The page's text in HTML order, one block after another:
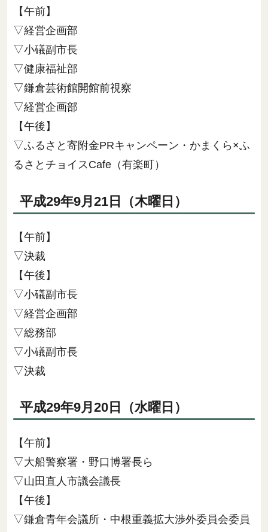
【午前】
▽経営企画部
▽小礒副市長
▽健康福祉部
▽鎌倉芸術館開館前視察
▽経営企画部
【午後】
▽ふるさと寄附金PRキャンペーン・かまくら×ふ
るさとチョイスCafe（有楽町）
平成29年9月21日（木曜日）
【午前】
▽決裁
【午後】
▽小礒副市長
▽経営企画部
▽総務部
▽小礒副市長
▽決裁
平成29年9月20日（水曜日）
【午前】
▽大船警察署・野口博署長ら
▽山田直人市議会議長
【午後】
▽鎌倉青年会議所・中根重義拡大渉外委員会委員